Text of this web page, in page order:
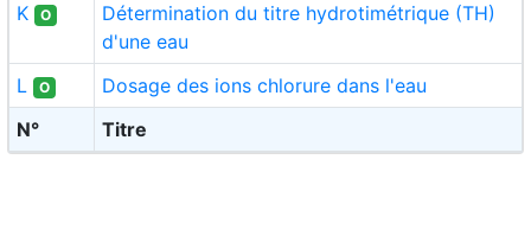
N° Titre
K O
Détermination du titre hydrotimétrique (TH)
d'une eau
L O Dosage des ions chlorure dans l'eau